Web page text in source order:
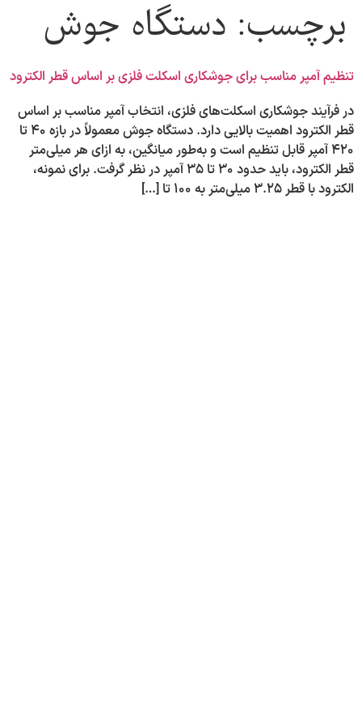
برچسب: دستگاه جوش
تنظیم آمپر مناسب برای جوشکاری اسکلت فلزی بر اساس قطر الکترود
در فرآیند جوشکاری اسکلت‌های فلزی، انتخاب آمپر مناسب بر اساس
قطر الکترود اهمیت بالایی دارد. دستگاه جوش معمولاً در بازه ۴۰ تا
۴۲۰ آمپر قابل تنظیم است و به‌طور میانگین، به ازای هر میلی‌متر
قطر الکترود، باید حدود ۳۰ تا ۳۵ آمپر در نظر گرفت. برای نمونه،
الکترود با قطر ۳.۲۵ میلی‌متر به ۱۰۰ تا […]